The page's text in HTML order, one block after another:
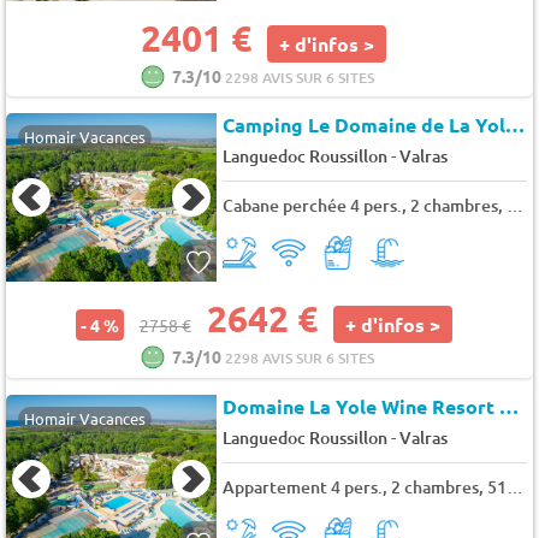
2401 € + d'infos >
7.3/10 2298 AVIS SUR 6 SITES
Homair Vacances Camping Le Domaine de La Yole
Languedoc Roussillon-Valras
Cabane perchée 4 pers., 2 chambres, null m²
- 4 % 2758 € 2642 € + d'infos >
7.3/10 2298 AVIS SUR 6 SITES
Homair Vacances Domaine La Yole Wine Resort
Languedoc Roussillon-Valras
Appartement 4 pers., 2 chambres, 51 m² - 59 m²